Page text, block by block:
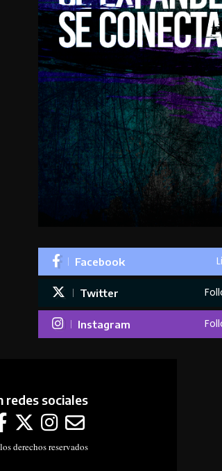
Facebook
Twitter
Instagram
redes sociales
derechos reservados